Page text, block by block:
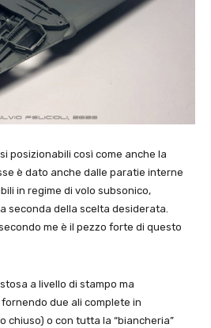
posizionabili così come anche la
è dato anche dalle paratie interne
in regime di volo subsonico,
seconda della scelta desiderata.
me è il pezzo forte di questo
a livello di stampo ma
due ali complete in
chiuso) o con tutta la “biancheria”